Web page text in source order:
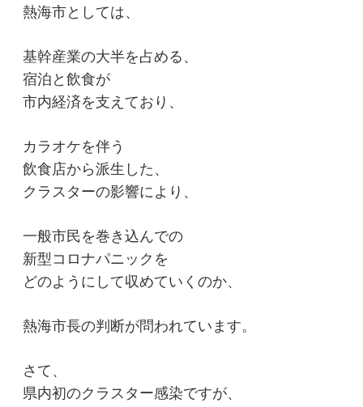
熱海市としては、
基幹産業の大半を占める、
宿泊と飲食が
市内経済を支えており、
カラオケを伴う
飲食店から派生した、
クラスターの影響により、
一般市民を巻き込んでの
新型コロナパニックを
どのようにして収めていくのか、
熱海市長の判断が問われています。
さて、
県内初のクラスター感染ですが、